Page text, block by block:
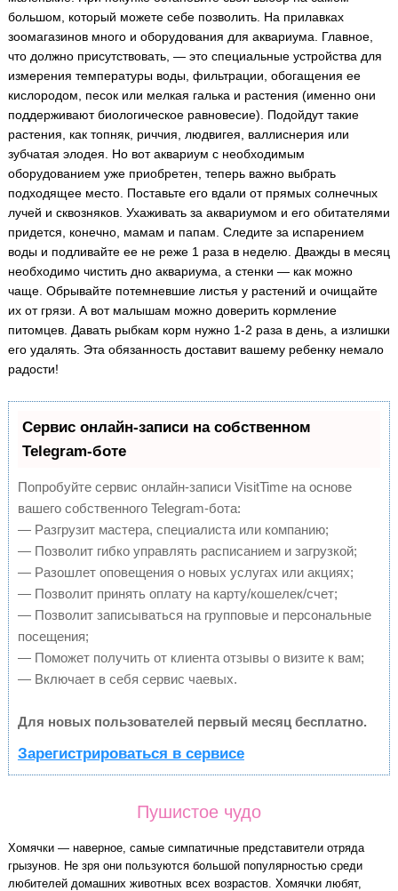
большом, который можете себе позволить. На прилавках
зоомагазинов много и оборудования для аквариума. Главное,
что должно присутствовать, — это специальные устройства для
измерения температуры воды, фильтрации, обогащения ее
кислородом, песок или мелкая галька и растения (именно они
поддерживают биологическое равновесие). Подойдут такие
растения, как топняк, риччия, людвигея, валлиснерия или
зубчатая элодея. Но вот аквариум с необходимым
оборудованием уже приобретен, теперь важно выбрать
подходящее место. Поставьте его вдали от прямых солнечных
лучей и сквозняков. Ухаживать за аквариумом и его обитателями
придется, конечно, мамам и папам. Следите за испарением
воды и подливайте ее не реже 1 раза в неделю. Дважды в месяц
необходимо чистить дно аквариума, а стенки — как можно
чаще. Обрывайте потемневшие листья у растений и очищайте
их от грязи. А вот малышам можно доверить кормление
питомцев. Давать рыбкам корм нужно 1-2 раза в день, а излишки
его удалять. Эта обязанность доставит вашему ребенку немало
радости!
Сервис онлайн-записи на собственном
Telegram-боте
Попробуйте сервис онлайн-записи VisitTime на основе
вашего собственного Telegram-бота:
— Разгрузит мастера, специалиста или компанию;
— Позволит гибко управлять расписанием и загрузкой;
— Разошлет оповещения о новых услугах или акциях;
— Позволит принять оплату на карту/кошелек/счет;
— Позволит записываться на групповые и персональные
посещения;
— Поможет получить от клиента отзывы о визите к вам;
— Включает в себя сервис чаевых.
Для новых пользователей первый месяц бесплатно.
Зарегистрироваться в сервисе
Пушистое чудо
Хомячки — наверное, самые симпатичные представители отряда
грызунов. Не зря они пользуются большой популярностью среди
любителей домашних животных всех возрастов. Хомячки любят,